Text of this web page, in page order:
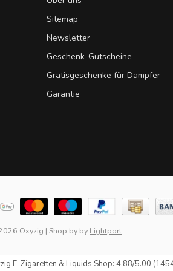
Sitemap
Newsletter
Geschenk-Gutscheine
Gratisgeschenke für Dampfer
Garantie
Oxyzig | Shop by by Lightport
E-Zigaretten & Liquids Shop: 4.88/5.00